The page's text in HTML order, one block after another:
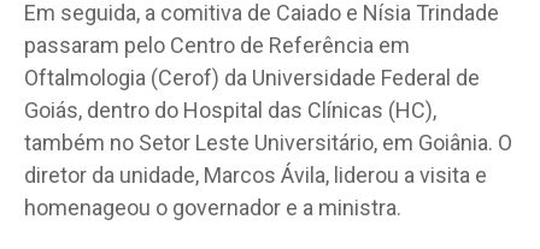
Em seguida, a comitiva de Caiado e Nísia Trindade
passaram pelo Centro de Referência em
Oftalmologia (Cerof) da Universidade Federal de
Goiás, dentro do Hospital das Clínicas (HC),
também no Setor Leste Universitário, em Goiânia. O
diretor da unidade, Marcos Ávila, liderou a visita e
homenageou o governador e a ministra.